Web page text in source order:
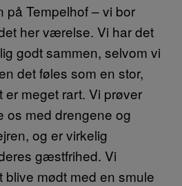
på Tempelhof – vi bor
her værelse. Vi har det
godt sammen, selvom vi
det føles som en stor,
er meget rart. Vi prøver
os med drengene og
og er virkelig
gæstfrihed. Vi
blive mødt med en smule